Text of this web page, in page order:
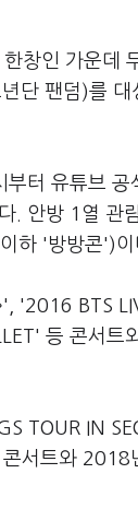
창인 가운데
단 팬덤)를
터 유튜브
. 안방 1열 관
하 '방방콘')이
'2016 BTS
등 콘서
TOUR IN
콘서트와